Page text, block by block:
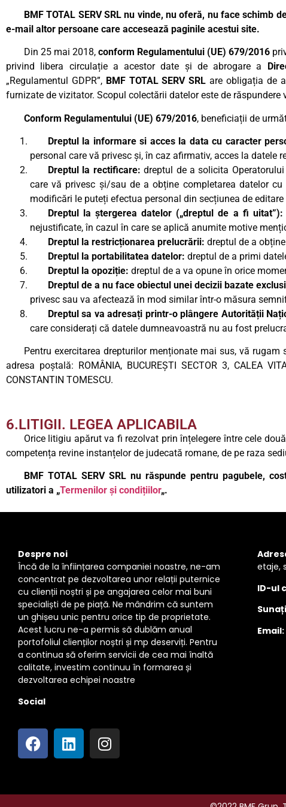
BMF TOTAL SERV SRL nu vinde, nu oferă, nu face schimb
e-mail altor persoane care accesează paginile acestui site.
Din 25 mai 2018,conform Regulamentului (UE) 679/2016
privind libera circulație a acestor date și de abrogare a
„Regulamentul GDPR”, BMF TOTAL SERV SRL are obligația de
furnizate de vizitator. Scopul colectării datelor este de
Conform Regulamentului (UE) 679/2016, beneficiații de
Dreptul la informare si acces la data cu caracter
personal care vă privesc și, în caz afirmativ, acces la datele
Dreptul la rectificare:dreptul de a solicita
care vă privesc și/sau de a obține completarea datelor
modificări le puteți efectua personal din secțiunea de
Dreptul la ștergerea datelor („dreptul de a fi uitat”):
nejustificate, în cazul în care se aplică anumite motive
Dreptul la restricționarea prelucrării: dreptul de a
Dreptul la portabilitatea datelor: dreptul de a primi
Dreptul la opoziție: dreptul de a va opune în orice
Dreptul de a nu face obiectul unei decizii bazate
privesc sau va afectează în mod similar într-o măsura
Dreptul sa va adresați printr-o plângere Autorității
care considerați că datele dumneavoastră nu au fost
Pentru exercitarea drepturilor menționate mai sus, vă
adresa poștală: ROMÂNIA, BUCUREȘTI SECTOR 3, CALEA
CONSTANTIN TOMESCU.
6.LITIGII. LEGEA APLICABILA
Orice litigiu apărut va fi rezolvat prin înțelegere între cele
competența revine instanțelor de judecată romane, de pe raza
BMF TOTAL SERV SRL nu răspunde pentru pagubele,
utilizatori a „Termenilor și condițiilor„.
Despre noi
Încă de la înființarea companiei noastre, ne-am
concentrat pe dezvoltarea unor relații puternice
cu clienții noștri și pe angajarea celor mai buni
specialiști de pe piață. Ne mândrim că suntem
un ghișeu unic pentru orice tip de proprietate.
Acest lucru ne-a permis să dublăm anual
portofoliul clienților noștri și mp deserviți. Pentru
a continua să oferim servicii de cea mai înaltă
calitate, investim continuu în formarea și
dezvoltarea echipei noastre
Social
etaje,
ID-ul
Email: